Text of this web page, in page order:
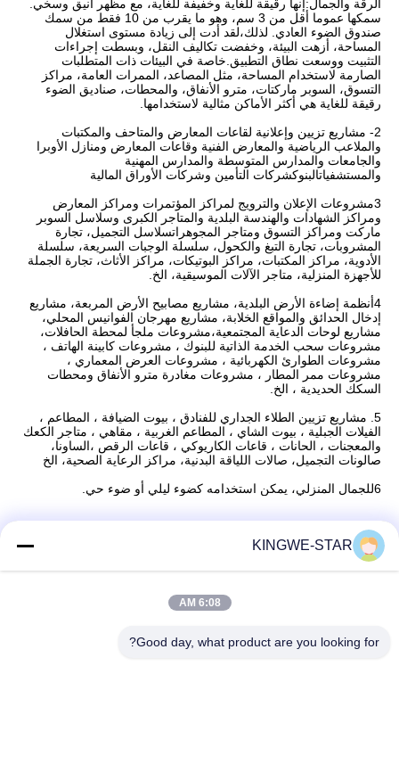
الرقة والجمال:إنها رقيقة للغاية وخفيفة للغاية، مع مظهر أنيق وسخي.
سمكها عموما أقل من 3 سم، وهو ما يقرب من 10 فقط من سمك
صندوق الضوء العادي. لذلك،لقد أدت إلى زيادة مستوى استغلال
المساحة، أزهت البيئة، وخفضت تكاليف النقل، وبسطت إجراءات
التثبيت ووسعت نطاق التطبيق.خاصة في البيئات ذات المتطلبات
الصارمة لاستخدام المساحة، مثل المصاعد، الممرات العامة، مراكز
التسوق، السوبر ماركتات، مترو الأنفاق، والمحطات، صناديق الضوء
رقيقة للغاية هي أكثر الأماكن مثالية لاستخدامها.
2- مشاريع تزيين وإعلانية لقاعات المعارض والمتاحف والمكتبات
والملاعب الرياضية والمعارض الفنية وقاعات المعارض ومنازل الأوبرا
والجامعات والمدارس المتوسطة والمدارس المهنية
والمستشفياتالبنوكشركات التأمين وشركات الأوراق المالية
3مشروعات الإعلان والترويج لمراكز المؤتمرات ومراكز المعارض
ومراكز الشهادات والهندسة البلدية والمتاجر الكبرى وسلاسل السوبر
ماركت ومراكز التسوق ومتاجر المجوهراتسلاسل التجميل، تجارة
المشروبات، تجارة التبغ والكحول، سلسلة الوجبات السريعة، سلسلة
الأدوية، مراكز المكتبات، مراكز البوتيكات، مراكز الأثاث، تجارة الجملة
للأجهزة المنزلية، متاجر الآلات الموسيقية، الخ.
4أنظمة إضاءة الأرض البلدية، مشاريع مصابيح الأرض المربعة، مشاريع
إدخال الحدائق والمواقع الخلابة، مشاريع مهرجان الفوانيس المحلي،
مشاريع لوحات الدعاية المجتمعية،مشروعات ملجأ لمحطة الحافلات،
مشروعات سحب الخدمة الذاتية للبنوك ، مشروعات كابينة الهاتف ،
مشروعات الطوارئ الكهربائية ، مشروعات العرض المعماري ،
مشروعات ممر المطار ، مشروعات مغادرة مترو الأنفاق ومحطات
السكك الحديدية ، الخ.
5. مشاريع تزيين الطلاء الجداري للفنادق ، بيوت الضيافة ، المطاعم ،
الفيلات الجبلية ، بيوت الشاي ، المطاعم الغربية ، مقاهي ، متاجر الكعك
والمعجنات ، الحانات ، قاعات الكاريوكي ، قاعات الرقص ،الساونا،
صالونات التجميل، صالات اللياقة البدنية، مراكز الرعاية الصحية، الخ
6للجمال المنزلي، يمكن استخدامه كضوء ليلي أو ضوء حي.
الطابق الرابع، المبنى الرابع، منطقة شينتانغ الصناعية، بايشيشيا،
KINGWE-STAR
6:08 AM
Good day, what product are you looking for?